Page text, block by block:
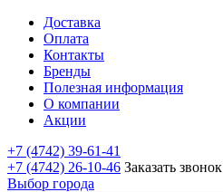
Доставка
Оплата
Контакты
Бренды
Полезная информация
О компании
Акции
+7 (4742) 39-61-41
+7 (4742) 26-10-46 Заказать звонок
Выбор города